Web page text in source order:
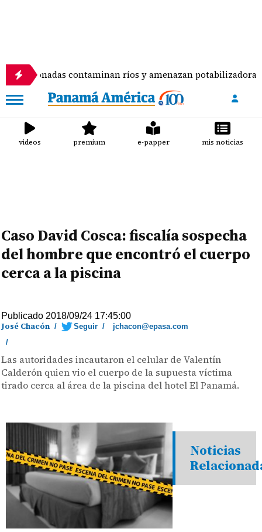
contaminan ríos y amenazan potabilizadora en La
videos premium e-papper mis noticias
Caso David Cosca: fiscalía sospecha
del hombre que encontró el cuerpo
cerca a la piscina
Publicado 2018/09/24 17:45:00
José Chacón / Seguir /
jchacon@epasa.com
/
Las autoridades incautaron el celular de Valentín
Calderón quien vio el cuerpo de la supuesta víctima
tirado cerca al área de la piscina del hotel El Panamá.
Noticias